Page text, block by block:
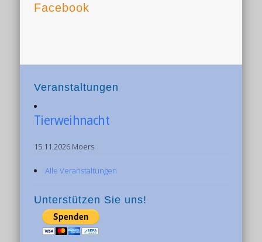
Facebook
Veranstaltungen
Tierweihnacht
15.11.2026 Moers
Alle Veranstaltungen
Unterstützen Sie uns!